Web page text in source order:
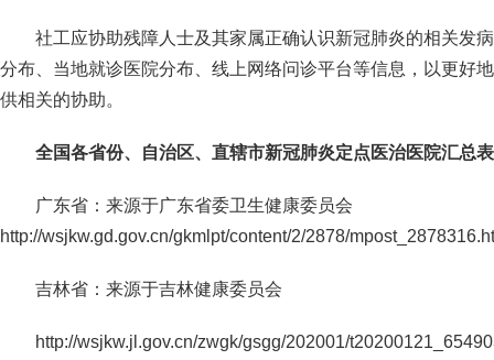
社工应协助残障人士及其家属正确认识新冠肺炎的相关发
分布、当地就诊医院分布、线上网络问诊平台等信息，以更好
供相关的协助。
全国各省份、自治区、直辖市新冠肺炎定点医治医院汇总
广东省：来源于广东省委卫生健康委员会
http://wsjkw.gd.gov.cn/gkmlpt/content/2/2878/
吉林省：来源于吉林健康委员会
http://wsjkw.jl.gov.cn/zwgk/gsgg/202001/